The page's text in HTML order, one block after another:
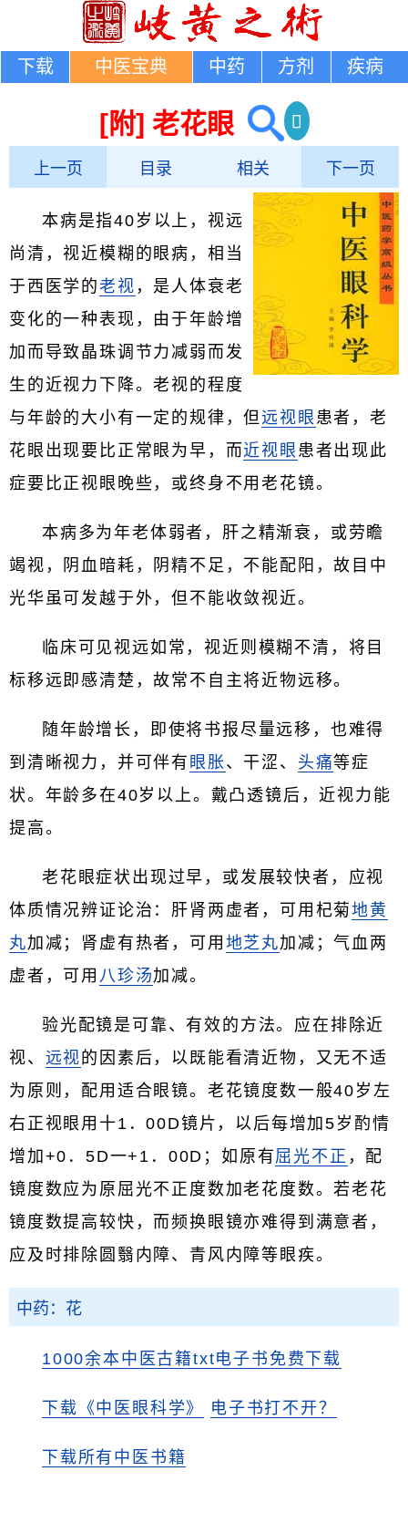
下载 中医宝典 中药 方剂 疾病
[附] 老花眼
上一页 目录 相关 下一页
本病是指40岁以上，视远
尚清，视近模糊的眼病，相当
于西医学的老视 ，是人体衰老
变化的一种表现，由于年龄增
加而导致晶珠调节力减弱而发
生的近视力下降。老视的程度
与年龄的大小有一定的规律，但远视眼 患者，老
花眼出现要比正常眼为早，而近视眼 患者出现此
症要比正视眼晚些，或终身不用老花镜。
本病多为年老体弱者，肝之精渐衰，或劳瞻
竭视，阴血暗耗，阴精不足，不能配阳，故目中
光华虽可发越于外，但不能收敛视近。
临床可见视远如常，视近则模糊不清，将目
标移远即感清楚，故常不自主将近物远移。
随年龄增长，即使将书报尽量远移，也难得
到清晰视力，并可伴有 眼胀 、干涩、 头痛等症
状。年龄多在40岁以上。戴凸透镜后，近视力能
提高。
老花眼症状出现过早，或发展较快者，应视
体质情况辨证论治：肝肾两虚者，可用杞菊地黄
丸加减；肾虚有热者，可用 地芝丸加减；气血两
虚者，可用 八珍汤加减。
验光配镜是可靠、有效的方法。应在排除近
视、 远视 的因素后，以既能看清近物，又无不适
为原则，配用适合眼镜。老花镜度数一般40岁左
右正视眼用十1．00D镜片，以后每增加5岁酌情
增加+0．5D一+1．00D；如原有屈光不正 ，配
镜度数应为原屈光不正度数加老花度数。若老花
镜度数提高较快，而频换眼镜亦难得到满意者，
应及时排除圆翳内障、青风内障等眼疾。
中药：花
1000余本中医古籍txt电子书免费下载
下载《中医眼科学》 电子书打不开？
下载所有中医书籍